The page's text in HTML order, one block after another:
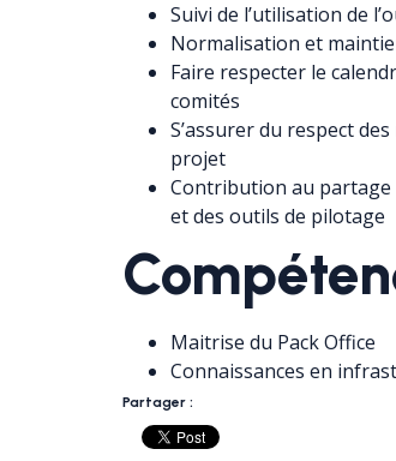
Suivi de l’utilisation de
Normalisation et
Faire respecter le
comités
S’assurer du respect
projet
Contribution au partage
et des outils de pilotage
Maitrise du Pack Office
Connaissances en
Partager :